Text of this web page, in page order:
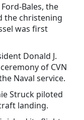
Bales, the
the christening
was first
Donald J.
of CVN
Naval service.
Struck piloted
landing.